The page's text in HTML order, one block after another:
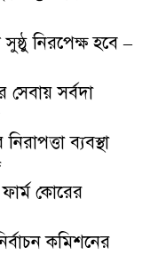
নিরপেক্ষ হবে –
সেবায় সর্বদা
ব্যবস্থা
ফার্ম কোরের
কমিশনের